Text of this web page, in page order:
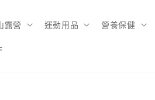
露營 運動用品 營養保健